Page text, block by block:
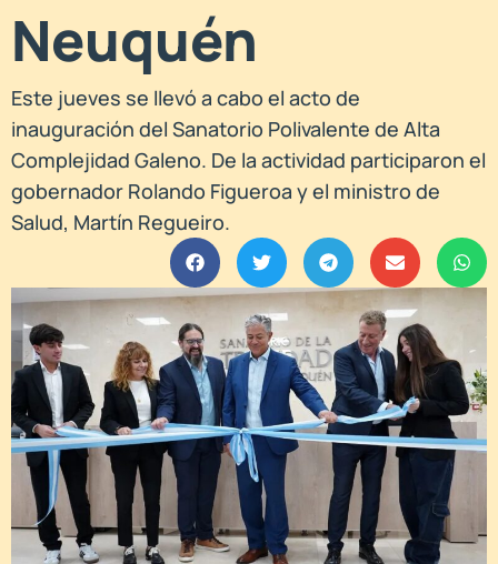
Neuquén
Este jueves se llevó a cabo el acto de
inauguración del Sanatorio Polivalente de Alta
Complejidad Galeno. De la actividad participaron el
gobernador Rolando Figueroa y el ministro de
Salud, Martín Regueiro.